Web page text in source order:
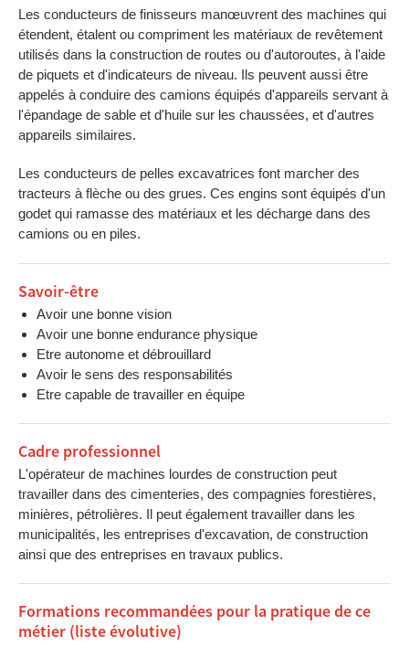
Les conducteurs de finisseurs manœuvrent des machines qui
étendent, étalent ou compriment les matériaux de revêtement
utilisés dans la construction de routes ou d'autoroutes, à l'aide
de piquets et d'indicateurs de niveau. Ils peuvent aussi être
appelés à conduire des camions équipés d'appareils servant à
l'épandage de sable et d'huile sur les chaussées, et d'autres
appareils similaires.
Les conducteurs de pelles excavatrices font marcher des
tracteurs à flèche ou des grues. Ces engins sont équipés d'un
godet qui ramasse des matériaux et les décharge dans des
camions ou en piles.
Savoir-être
Avoir une bonne vision
Avoir une bonne endurance physique
Etre autonome et débrouillard
Avoir le sens des responsabilités
Etre capable de travailler en équipe
Cadre professionnel
L'opérateur de machines lourdes de construction peut
travailler dans des cimenteries, des compagnies forestières,
minières, pétrolières. Il peut également travailler dans les
municipalités, les entreprises d'excavation, de construction
ainsi que des entreprises en travaux publics.
Formations recommandées pour la pratique de ce
métier (liste évolutive)